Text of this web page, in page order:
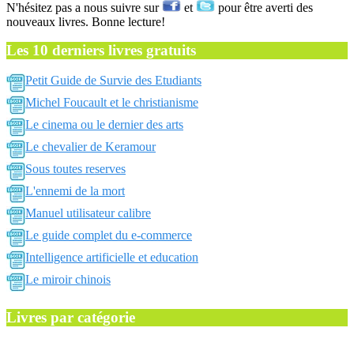
N'hésitez pas a nous suivre sur et
pour être averti des
nouveaux livres. Bonne lecture!
Les 10 derniers livres gratuits
Petit Guide de Survie des Etudiants
Michel Foucault et le christianisme
Le cinema ou le dernier des arts
Le chevalier de Keramour
Sous toutes reserves
L'ennemi de la mort
Manuel utilisateur calibre
Le guide complet du e-commerce
Intelligence artificielle et education
Le miroir chinois
Livres par catégorie